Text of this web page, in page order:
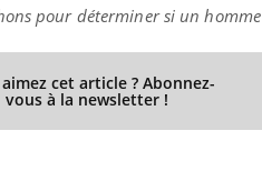
pour déterminer si un
cet article ? Abonnez-
vous à la newsletter !